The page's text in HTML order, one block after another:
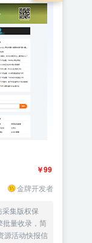
￥99
金牌开发者
集版权保
批量收录，简
源活动快报信